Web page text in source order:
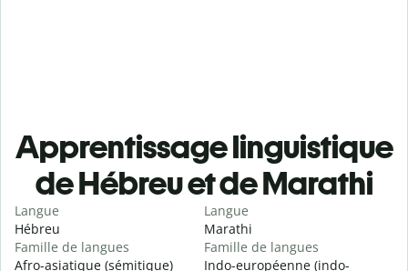
Apprentissage linguistique
de Hébreu et de Marathi
Langue
Hébreu
Famille de langues
Afro-asiatique (sémitique)
Langue
Marathi
Famille de langues
Indo-européenne (indo-